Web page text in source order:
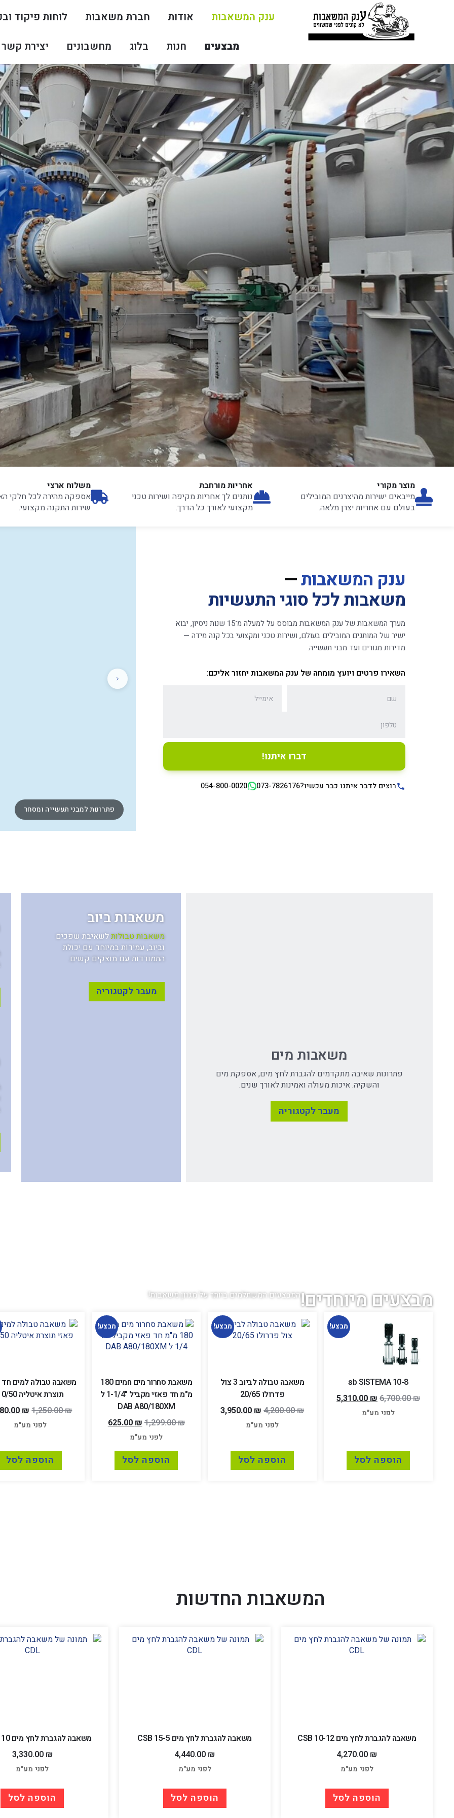
ענק המשאבות אודות חברת משאבות
לוחות פיקוד
מבצעים
חנות בלוג מחשבונים יצירת קשר
מוצר מקורי
מייבאים ישירות מהיצרנים המובילים
בעולם עם אחריות יצרן מלאה.
אחריות מורחבת
נותנים לך אחריות מקיפה ושירות טכני
מקצועי לאורך כל הדרך.
משלוח ארצי
אספקה מהירה לכל חלקי
שירות התקנה מקצועי.
פתרונות למבני תעשייה ומסחר
ענק המשאבות—
משאבות לכל סוגי התעשיות
מערך המשאבות של ענק המשאבות מבוסס על למעלה מ־15 שנות ניסיון, יבוא
ישיר של המותגים המובילים בעולם, ושירות טכני ומקצועי בכל קנה מידה —
מדירות מגורים ועד מבני תעשייה.
השאירו פרטים ויועץ מומחה של ענק המשאבות יחזור אליכם:
לא למלא
דברו איתנו!
רוצים לדבר איתנו כבר עכשיו?073-7826176
054-800-0020
משאבות מים
פתרונות שאיבה מתקדמים להגברת לחץ מים, אספקת מים
והשקיה. איכות מעולה ואמינות לאורך שנים.
מעבר לקטגוריה
משאבות ביוב
משאבות טבולותלשאיבת שפכים
וביוב, עמידות במיוחד עם יכולת
התמודדות עם מוצקים קשים.
מעבר לקטגוריה
מבצעים מיוחדים!המבצעים המשתלמים ביותר על מגוון משאבות!
מבצע!
10-8 sb SISTEMA
6,700.00₪
5,310.00₪
לפני מע"מ
הוספה לסל
מבצע!
משאבה טבולה לביוב 3 צול
פדרולו 20/65
4,200.00₪
3,950.00₪
לפני מע"מ
הוספה לסל
מבצע!
משאבת סחרור מים חמים 180
מ"מ חד פאזי מקביל "1-1/4 ל
DAB A80/180XM
1,299.00₪
625.00₪
לפני מע"מ
הוספה לסל
משאבה טבולה למים חד
תוצרת איטליה 10/50
1,250.00₪
₪
לפני מע"מ
הוספה לסל
המשאבות החדשות
משאבה להגברת לחץ מים CSB 10-12
4,270.00 ₪
לפני מע"מ
הוספה לסל
משאבה להגברת לחץ מים CSB 15-5
4,440.00 ₪
לפני מע"מ
הוספה לסל
משאבה להגברת לחץ מים CSB 4-110
3,330.00 ₪
לפני מע"מ
הוספה לסל